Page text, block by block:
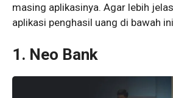
masing aplikasinya. Agar lebih
aplikasi penghasil uang di bawah
1. Neo Bank